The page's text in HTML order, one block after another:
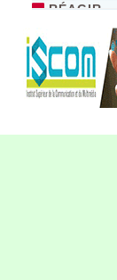
RÉAGIR